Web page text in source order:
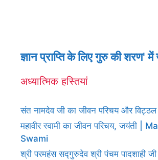
ज्ञान प्राप्ति के लिए गुरु की शरण' में
अध्यात्मिक हस्तियां
संत नामदेव जी का जीवन परिचय और विट्ठल
महावीर स्वामी का जीवन परिचय, जयंती |
Swami
श्री परमहंस सद्गुरुदेव श्री पंचम पादशाही जी